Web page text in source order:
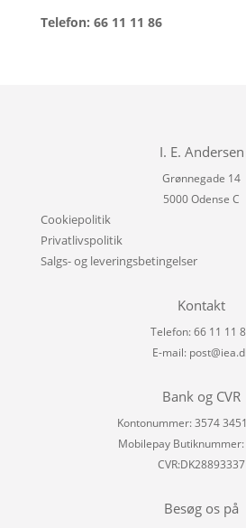
Telefon: 66 11 11 86
I. E. Andersen
Grønnegade 14
5000 Odense C
Cookiepolitik
Privatlivspolitik
Salgs- og leveringsbetingelser
Kontakt
Telefon: 66 11 11
E-mail:
Bank og CVR
Kontonummer: 3574
Mobilepay
CVR:DK28893337
Besøg os på